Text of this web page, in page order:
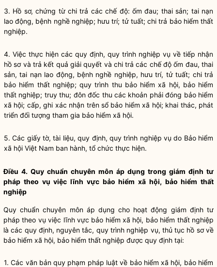
3. Hồ sơ, chứng từ chi trả các chế độ: ốm đau; thai sản; tai nạn
lao động, bệnh nghề nghiệp; hưu trí; tử tuất; chi trả bảo hiểm thất
nghiệp.
4. Việc thực hiện các quy định, quy trình nghiệp vụ về tiếp nhận
hồ sơ và trả kết quả giải quyết và chi trả các chế độ ốm đau, thai
sản, tai nạn lao động, bệnh nghề nghiệp, hưu trí, tử tuất; chi trả
bảo hiểm thất nghiệp; quy trình thu bảo hiểm xã hội, bảo hiểm
thất nghiệp; truy thu; đôn đốc thu các khoản phải đóng bảo hiểm
xã hội; cấp, ghi xác nhận trên sổ bảo hiểm xã hội; khai thác, phát
triển đối tượng tham gia bảo hiểm xã hội.
5. Các giấy tờ, tài liệu, quy định, quy trình nghiệp vụ do Bảo hiểm
xã hội Việt Nam ban hành, tổ chức thực hiện.
Điều 4. Quy chuẩn chuyên môn áp dụng trong giám định tư
pháp theo vụ việc lĩnh vực bảo hiểm xã hội, bảo hiểm thất
nghiệp
Quy chuẩn chuyên môn áp dụng cho hoạt động giám định tư
pháp theo vụ việc lĩnh vực bảo hiểm xã hội, bảo hiểm thất nghiệp
là các quy định, nguyên tắc, quy trình nghiệp vụ, thủ tục hồ sơ về
bảo hiểm xã hội, bảo hiểm thất nghiệp được quy định tại:
1. Các văn bản quy phạm pháp luật về bảo hiểm xã hội, bảo hiểm